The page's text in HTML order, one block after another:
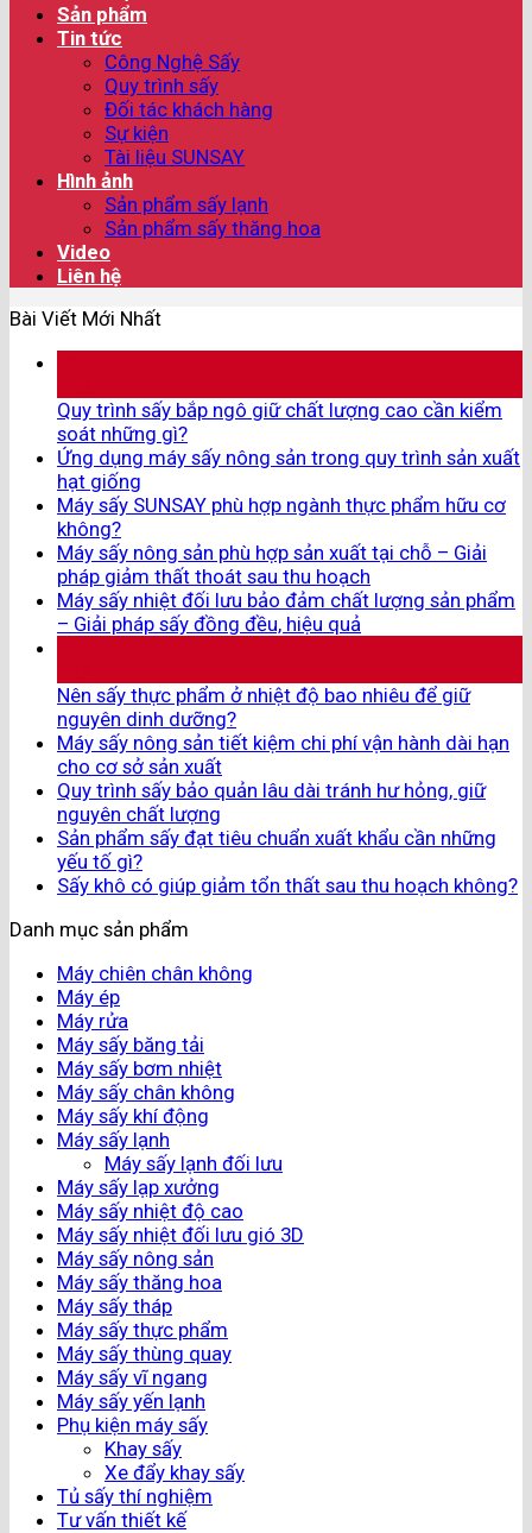
Sản phẩm
Tin tức
Công Nghệ Sấy
Quy trình sấy
Đối tác khách hàng
Sự kiện
Tài liệu SUNSAY
Hình ảnh
Sản phẩm sấy lạnh
Sản phẩm sấy thăng hoa
Video
Liên hệ
Bài Viết Mới Nhất
Quy trình sấy bắp ngô giữ chất lượng cao cần kiểm
soát những gì?
Ứng dụng máy sấy nông sản trong quy trình sản xuất
hạt giống
Máy sấy SUNSAY phù hợp ngành thực phẩm hữu cơ
không?
Máy sấy nông sản phù hợp sản xuất tại chỗ – Giải
pháp giảm thất thoát sau thu hoạch
Máy sấy nhiệt đối lưu bảo đảm chất lượng sản phẩm
– Giải pháp sấy đồng đều, hiệu quả
Nên sấy thực phẩm ở nhiệt độ bao nhiêu để giữ
nguyên dinh dưỡng?
Máy sấy nông sản tiết kiệm chi phí vận hành dài hạn
cho cơ sở sản xuất
Quy trình sấy bảo quản lâu dài tránh hư hỏng, giữ
nguyên chất lượng
Sản phẩm sấy đạt tiêu chuẩn xuất khẩu cần những
yếu tố gì?
Sấy khô có giúp giảm tổn thất sau thu hoạch không?
Danh mục sản phẩm
Máy chiên chân không
Máy ép
Máy rửa
Máy sấy băng tải
Máy sấy bơm nhiệt
Máy sấy chân không
Máy sấy khí động
Máy sấy lạnh
Máy sấy lạnh đối lưu
Máy sấy lạp xưởng
Máy sấy nhiệt độ cao
Máy sấy nhiệt đối lưu gió 3D
Máy sấy nông sản
Máy sấy thăng hoa
Máy sấy tháp
Máy sấy thực phẩm
Máy sấy thùng quay
Máy sấy vĩ ngang
Máy sấy yến lạnh
Phụ kiện máy sấy
Khay sấy
Xe đẩy khay sấy
Tủ sấy thí nghiệm
Tư vấn thiết kế